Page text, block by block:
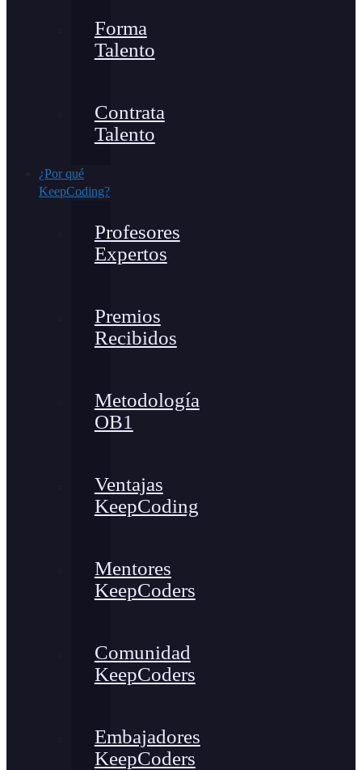
Forma
Talento
Contrata
Talento
¿Por qué
KeepCoding?
Profesores
Expertos
Premios
Recibidos
Metodología
OB1
Ventajas
KeepCoding
Mentores
KeepCoders
Comunidad
KeepCoders
Embajadores
KeepCoders